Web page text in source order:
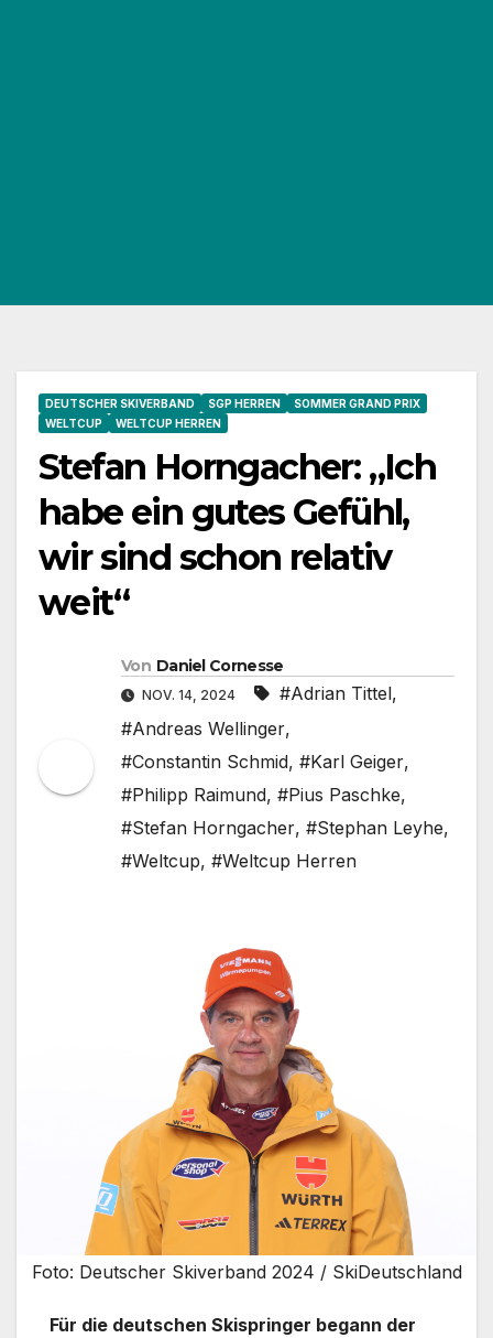
DEUTSCHER SKIVERBAND SGP HERREN
SOMMER GRAND PRIX
WELTCUP
WELTCUP HERREN
Stefan Horngacher: „Ich
habe ein gutes Gefühl,
wir sind schon relativ
weit“
Von Daniel Cornesse
NOV. 14, 2024 #Adrian Tittel,
#Andreas Wellinger,
#Constantin Schmid, #Karl Geiger,
#Philipp Raimund, #Pius Paschke,
#Stefan Horngacher, #Stephan Leyhe,
#Weltcup, #Weltcup Herren
Foto: Deutscher Skiverband 2024 / SkiDeutschland
Für die deutschen Skispringer begann der